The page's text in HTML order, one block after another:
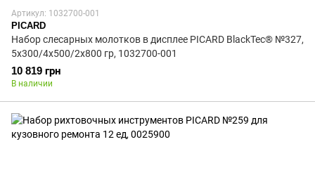
Артикул: 1032700-001
PICARD
Набор слесарных молотков в дисплее PICARD BlackTec® №327,
5x300/4x500/2x800 гр, 1032700-001
10 819 грн
В наличии